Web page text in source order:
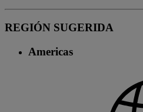
REGIÓN SUGERIDA
Americas